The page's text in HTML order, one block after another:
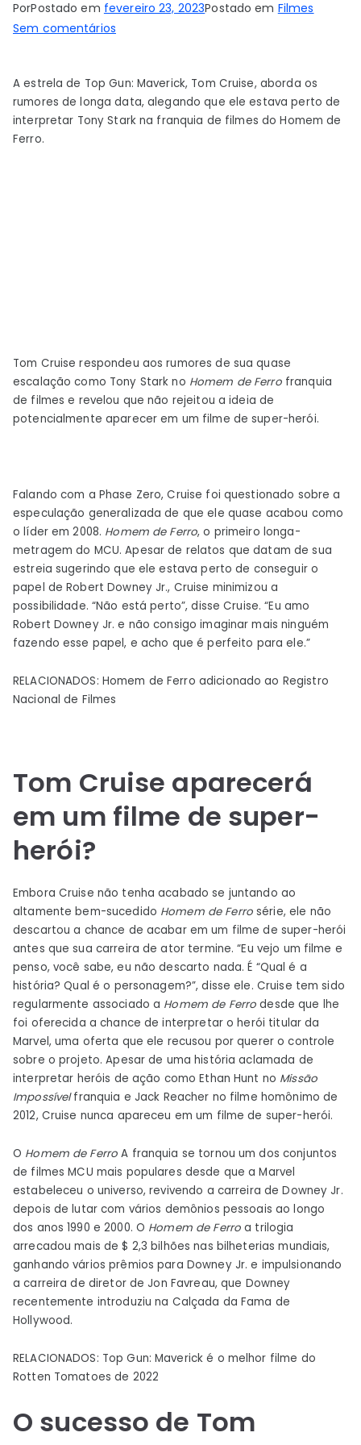
PorPostado em fevereiro 23, 2023Postado em Filmes
Sem comentários
explica
o
quão
Marvel
A estrela de Top Gun: Maverick, Tom Cruise, aborda os
rumores de longa data, alegando que ele estava perto de
interpretar Tony Stark na franquia de filmes do Homem de
Ferro.
Tom Cruise respondeu aos rumores de sua quase
escalação como Tony Stark no Homem de Ferro franquia
de filmes e revelou que não rejeitou a ideia de
potencialmente aparecer em um filme de super-herói.
Falando com a Phase Zero, Cruise foi questionado sobre a
especulação generalizada de que ele quase acabou como
o líder em 2008. Homem de Ferro, o primeiro longa-
metragem do MCU. Apesar de relatos que datam de sua
estreia sugerindo que ele estava perto de conseguir o
papel de Robert Downey Jr., Cruise minimizou a
possibilidade. “Não está perto”, disse Cruise. “Eu amo
Robert Downey Jr. e não consigo imaginar mais ninguém
fazendo esse papel, e acho que é perfeito para ele.”
RELACIONADOS: Homem de Ferro adicionado ao Registro
Nacional de Filmes
Tom Cruise aparecerá
em um filme de super-
herói?
Embora Cruise não tenha acabado se juntando ao
altamente bem-sucedido Homem de Ferrosérie, ele não
descartou a chance de acabar em um filme de super-herói
antes que sua carreira de ator termine. “Eu vejo um filme e
penso, você sabe, eu não descarto nada. É “Qual é a
história? Qual é o personagem?”, disse ele. Cruise tem sido
regularmente associado a Homem de Ferro desde que lhe
foi oferecida a chance de interpretar o herói titular da
Marvel, uma oferta que ele recusou por querer o controle
sobre o projeto. Apesar de uma história aclamada de
interpretar heróis de ação como Ethan Hunt no Missão
Impossívelfranquia e Jack Reacher no filme homônimo de
2012, Cruise nunca apareceu em um filme de super-herói.
O Homem de Ferro A franquia se tornou um dos conjuntos
de filmes MCU mais populares desde que a Marvel
estabeleceu o universo, revivendo a carreira de Downey Jr.
depois de lutar com vários demônios pessoais ao longo
dos anos 1990 e 2000. O Homem de Ferro a trilogia
arrecadou mais de $ 2,3 bilhões nas bilheterias mundiais,
ganhando vários prêmios para Downey Jr. e impulsionando
a carreira de diretor de Jon Favreau, que Downey
recentemente introduziu na Calçada da Fama de
Hollywood.
RELACIONADOS: Top Gun: Maverick é o melhor filme do
Rotten Tomatoes de 2022
O sucesso de Tom